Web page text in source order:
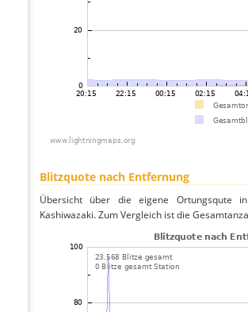
Blitzquote nach Entfernung
Übersicht über die eigene Ortungsqute
Kashiwazaki. Zum Vergleich ist die